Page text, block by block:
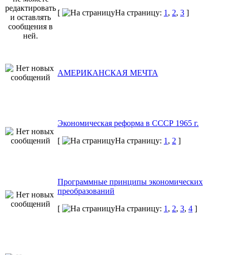
[
На страницу: 1 , 2, 3 ]
АМЕРИКАНСКАЯ МЕЧТА
Экономическая реформа в СССР 1965 г.
[
На страницу: 1 , 2 ]
Программные принципы экономических
преобразований
[
На страницу: 1 , 2, 3, 4 ]